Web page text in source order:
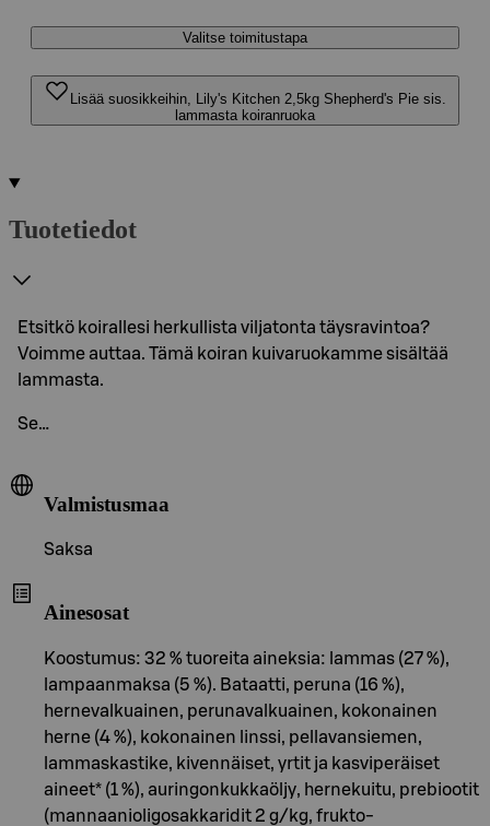
Valitse toimitustapa
Lisää suosikkeihin, Lily's Kitchen 2,5kg Shepherd's Pie sis.
lammasta koiranruoka
Tuotetiedot
Etsitkö koirallesi herkullista viljatonta täysravintoa?
Voimme auttaa. Tämä koiran kuivaruokamme sisältää
lammasta.
Se…
Valmistusmaa
Saksa
Ainesosat
Koostumus: 32 % tuoreita aineksia: lammas (27 %),
lampaanmaksa (5 %). Bataatti, peruna (16 %),
hernevalkuainen, perunavalkuainen, kokonainen
herne (4 %), kokonainen linssi, pellavansiemen,
lammaskastike, kivennäiset, yrtit ja kasviperäiset
aineet* (1 %), auringonkukkaöljy, hernekuitu, prebiootit
(mannaanioligosakkaridit 2 g/kg, frukto-